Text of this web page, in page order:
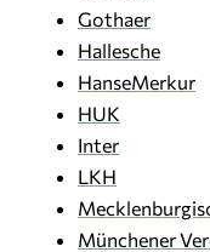
Gothaer
Hallesche
HanseMerkur
HUK
Inter
LKH
Münchener